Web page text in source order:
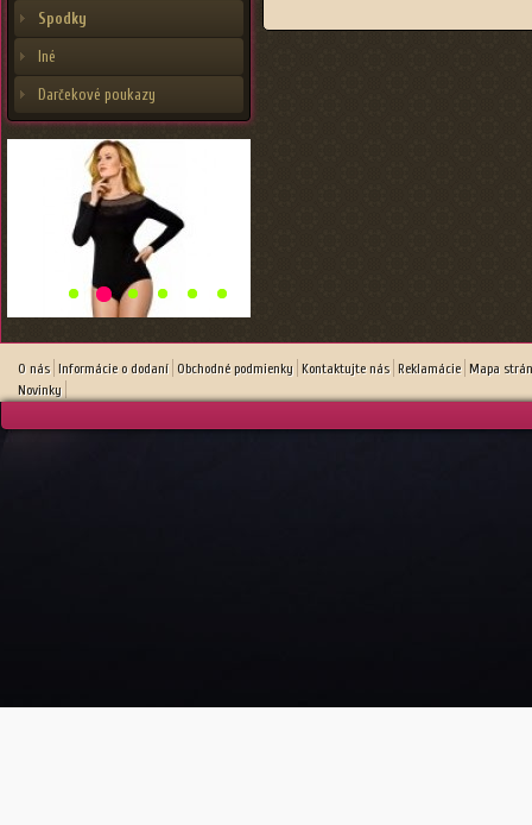
Spodky
Iné
Darčekové poukazy
O nás Informácie o dodaní Obchodné podmienky Kontaktujte nás Reklamácie Mapa
Novinky